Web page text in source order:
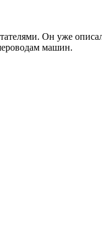
Он уже
машин.